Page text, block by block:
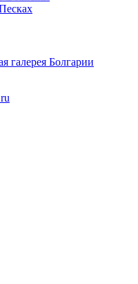
галерея Болгарии